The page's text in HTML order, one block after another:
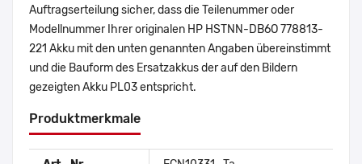
Auftragserteilung sicher, dass die Teilenummer oder
Modellnummer Ihrer originalen HP HSTNN-DB6O 778813-
221 Akku mit den unten genannten Angaben übereinstimmt
und die Bauform des Ersatzakkus der auf den Bildern
gezeigten Akku PL03 entspricht.
Produktmerkmale